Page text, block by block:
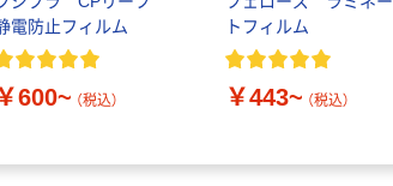
電防止フィルム
600~ （税込）
トフィルム
￥443~ （税込）